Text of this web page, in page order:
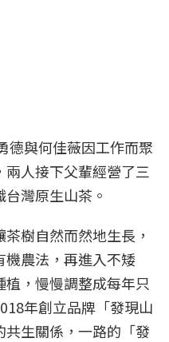
德與何佳薇因工作而聚
人接下父輩經營了三
灣原生山茶。
樹自然而然地生長，
機農法，再進入不矮
，慢慢調整成每年只
年創立品牌「發現山
生關係，一路的「發